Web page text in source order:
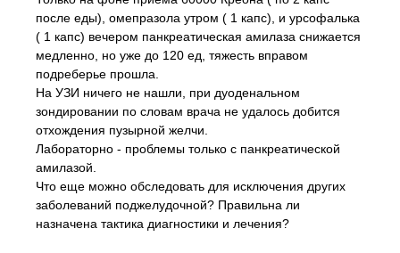
после еды), омепразола утром ( 1 капс), и урсофалька
( 1 капс) вечером панкреатическая амилаза снижается
медленно, но уже до 120 ед, тяжесть вправом
подреберье прошла.
На УЗИ ничего не нашли, при дуоденальном
зондировании по словам врача не удалось добится
отхождения пузырной желчи.
Лабораторно - проблемы только с панкреатической
амилазой.
Что еще можно обследовать для исключения других
заболеваний поджелудочной? Правильна ли
назначена тактика диагностики и лечения?